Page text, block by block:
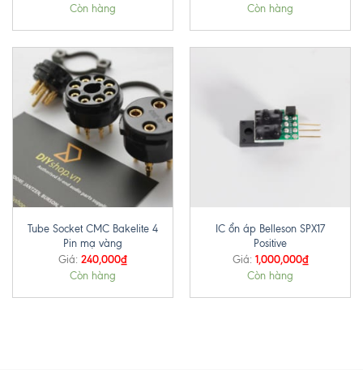
Còn hàng Còn hàng
Tube Socket CMC Bakelite 4
Pin mạ vàng
Giá: 240,000₫
Còn hàng
IC ổn áp Belleson SPX17
Positive
Giá: 1,000,000₫
Còn hàng